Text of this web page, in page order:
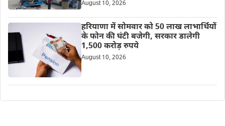
August 10, 2026
हरियाणा में सोमवार को 50 लाख लाभार्थियों
के फोन की घंटी बजेगी, सरकार डालेगी
1,500 करोड़ रुपये
August 10, 2026